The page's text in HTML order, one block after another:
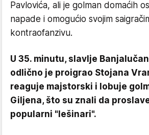
Pavlovića, ali je golman domaćih
napade i omogućio svojim
kontraofanzivu.
U 35. minutu, slavlje
odlično je proigrao Stojana
reaguje majstorski i lobuje
Giljena, što su znali da
popularni "lešinari".